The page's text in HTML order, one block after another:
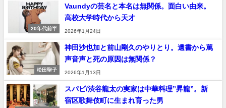
20年代前半
Vaundyの芸名と本名は無関係。面白い由来。
高校大学時代から天才
2026年1月24日
松田聖子
神田沙也加と前山剛久のやりとり。遺書から罵
声音声と死の原因は無関係？
2026年1月13日
スパビ/渋谷龍太の実家は中華料理”昇龍”。新
宿区歌舞伎町に生まれ育った男